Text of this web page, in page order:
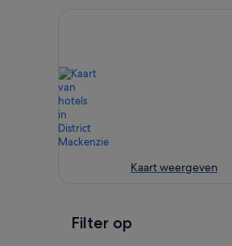
Kaart weergeven
Filter op